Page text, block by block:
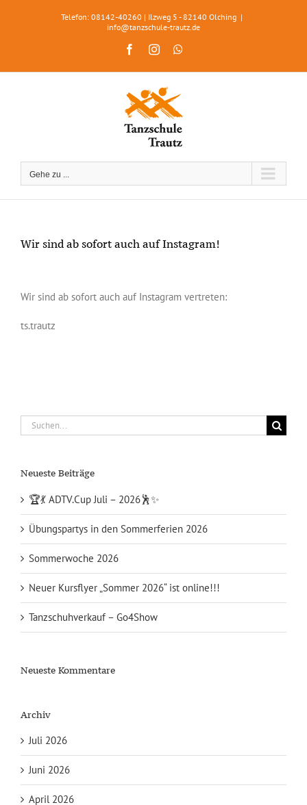
Telefon: 08142-40260 | Ilzweg 5 - 82140 Olching |
info@tanzschule-trautz.de
FacebookInstagram
Gehe zu ...
Wir sind ab sofort auch auf Instagram!
grösseres
Wir sind ab sofort auch auf Instagram vertreten:
ts.trautz
Suche
nach:
Neueste Beiträge
🏆💃 ADTV.Cup Juli – 2026🕺✨
Übungspartys in den Sommerferien 2026
Sommerwoche 2026
Neuer Kursflyer „Sommer 2026“ ist online!!!
Tanzschuhverkauf – Go4Show
Neueste Kommentare
Archiv
Juli 2026
Juni 2026
April 2026